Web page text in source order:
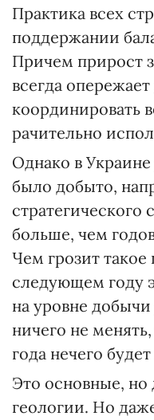
Практика всех
поддержании
Причем прирост
всегда
координировать
рачительно
Однако в
было добыто,
стратегического
больше, чем
Чем грозит
следующем году
на уровне
ничего не
года нечего
Это основные, но
геологии. Но